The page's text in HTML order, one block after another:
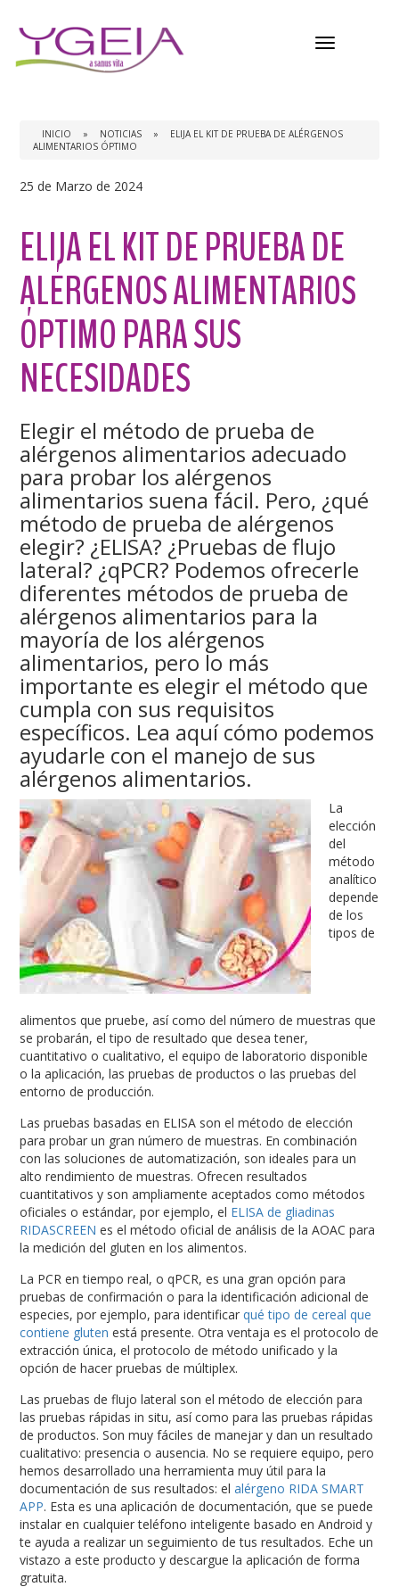
Menú
INICIO » NOTICIAS »
ELIJA EL KIT DE PRUEBA DE ALÉRGENOS
ALIMENTARIOS ÓPTIMO
25 de Marzo de 2024
ELIJA EL KIT DE PRUEBA DE
ALÉRGENOS ALIMENTARIOS
ÓPTIMO PARA SUS
NECESIDADES
Elegir el método de prueba de
alérgenos alimentarios adecuado
para probar los alérgenos
alimentarios suena fácil. Pero, ¿qué
método de prueba de alérgenos
elegir? ¿ELISA? ¿Pruebas de flujo
lateral? ¿qPCR? Podemos ofrecerle
diferentes métodos de prueba de
alérgenos alimentarios para la
mayoría de los alérgenos
alimentarios, pero lo más
importante es elegir el método que
cumpla con sus requisitos
específicos. Lea aquí cómo podemos
ayudarle con el manejo de sus
alérgenos alimentarios.
La
elección
del
método
analítico
depende
de los
tipos de
alimentos que pruebe, así como del número de muestras que
se probarán, el tipo de resultado que desea tener,
cuantitativo o cualitativo, el equipo de laboratorio disponible
o la aplicación, las pruebas de productos o las pruebas del
entorno de producción.
Las pruebas basadas en ELISA son el método de elección
para probar un gran número de muestras. En combinación
con las soluciones de automatización, son ideales para un
alto rendimiento de muestras. Ofrecen resultados
cuantitativos y son ampliamente aceptados como métodos
oficiales o estándar, por ejemplo, el ELISA de gliadinas
RIDASCREENes el método oficial de análisis de la AOAC para
la medición del gluten en los alimentos.
La PCR en tiempo real, o qPCR, es una gran opción para
pruebas de confirmación o para la identificación adicional de
especies, por ejemplo, para identificarqué tipo de cereal que
contiene glutenestá presente. Otra ventaja es el protocolo de
extracción única, el protocolo de método unificado y la
opción de hacer pruebas de múltiplex.
Las pruebas de flujo lateral son el método de elección para
las pruebas rápidas in situ, así como para las pruebas rápidas
de productos. Son muy fáciles de manejar y dan un resultado
cualitativo: presencia o ausencia. No se requiere equipo, pero
hemos desarrollado una herramienta muy útil para la
documentación de sus resultados: elalérgeno RIDA SMART
APP. Esta es una aplicación de documentación, que se puede
instalar en cualquier teléfono inteligente basado en Android y
te ayuda a realizar un seguimiento de tus resultados. Eche un
vistazo a este producto y descargue la aplicación de forma
gratuita.